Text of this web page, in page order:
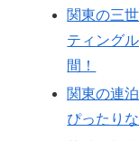
関東の三
ティング
間！
関東の連
ぴったり